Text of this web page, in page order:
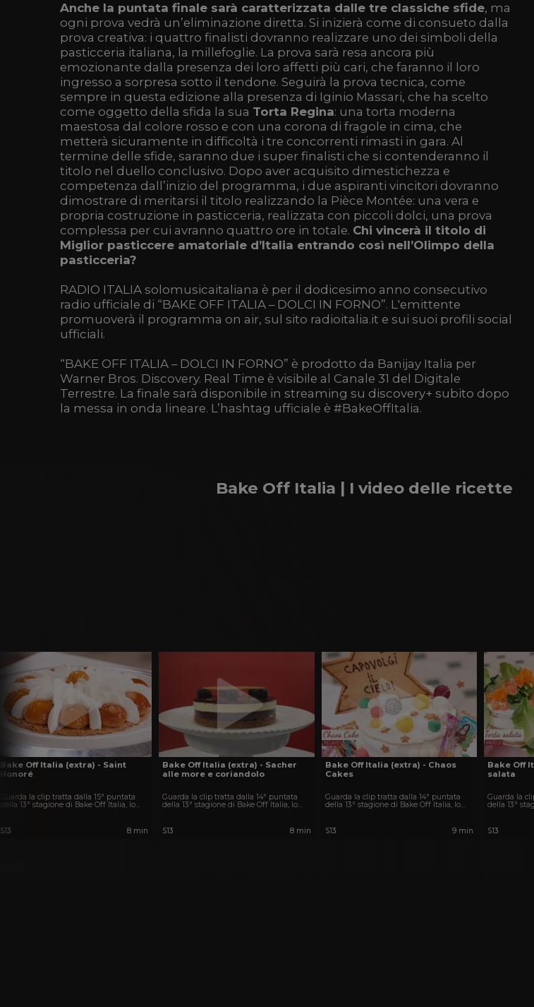
Anche la puntata finale sarà caratterizzata dalle tre classiche sfide, ma
ogni prova vedrà un’eliminazione diretta. Si inizierà come di consueto dalla
prova creativa: i quattro finalisti dovranno realizzare uno dei simboli della
pasticceria italiana, la millefoglie. La prova sarà resa ancora più
emozionante dalla presenza dei loro affetti più cari, che faranno il loro
ingresso a sorpresa sotto il tendone. Seguirà la prova tecnica, come
sempre in questa edizione alla presenza di Iginio Massari, che ha scelto
come oggetto della sfida la sua Torta Regina: una torta moderna
maestosa dal colore rosso e con una corona di fragole in cima, che
metterà sicuramente in difficoltà i tre concorrenti rimasti in gara. Al
termine delle sfide, saranno due i super finalisti che si contenderanno il
titolo nel duello conclusivo. Dopo aver acquisito dimestichezza e
competenza dall’inizio del programma, i due aspiranti vincitori dovranno
dimostrare di meritarsi il titolo realizzando la Pièce Montée: una vera e
propria costruzione in pasticceria, realizzata con piccoli dolci, una prova
complessa per cui avranno quattro ore in totale. Chi vincerà il titolo di
Miglior pasticcere amatoriale d’Italia entrando così nell’Olimpo della
pasticceria?
RADIO ITALIA solomusicaitaliana è per il dodicesimo anno consecutivo
radio ufficiale di “BAKE OFF ITALIA – DOLCI IN FORNO”. L'emittente
promuoverà il programma on air, sul sito radioitalia.it e sui suoi profili social
ufficiali.
“BAKE OFF ITALIA – DOLCI IN FORNO” è prodotto da Banijay Italia per
Warner Bros. Discovery. Real Time è visibile al Canale 31 del Digitale
Terrestre. La finale sarà disponibile in streaming su discovery+ subito dopo
la messa in onda lineare. L’hashtag ufficiale è #BakeOffItalia.
Bake Off Italia | I video delle ricette
Bake Off Italia (extra) - Saint
Honoré
Guarda la clip tratta dalla 15ª puntata
della 13ª stagione di Bake Off Italia, lo
S13 8 min
Bake Off Italia (extra) - Sacher
alle more e coriandolo
Guarda la clip tratta dalla 14ª puntata
della 13ª stagione di Bake Off Italia, lo
S13 8 min
Bake Off Italia (extra) - Chaos
Cakes
Guarda la clip tratta dalla 14ª puntata
della 13ª stagione di Bake Off Italia, lo
S13 9 min
Bake Off
salata
Guarda la
della 13ª
S13